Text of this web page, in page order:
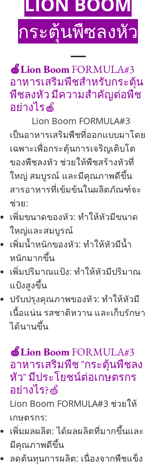
กระตุ้นพืซลงหัว
🍎Lion BoomFORMULA#3
อาหารเสริมพืชสำหรับกระตุ้น
พืชลงหัว มีความสำคัญต่อพืช
อย่างไร🍎
Lion Boom FORMULA#3
เป็นอาหารเสริมพืชที่ออกแบบมาโดย
เฉพาะเพื่อกระตุ้นการเจริญเติบโต
ของพืชลงหัว ช่วยให้พืชสร้างหัวที่
ใหญ่ สมบูรณ์ และมีคุณภาพดีขึ้น
สารอาหารที่เข้มข้นในผลิตภัณฑ์จะ
ช่วย:
เพิ่มขนาดของหัว: ทำให้หัวมีขนาด
ใหญ่และสมบูรณ์
เพิ่มน้ำหนักของหัว: ทำให้หัวมีน้ำ
หนักมากขึ้น
เพิ่มปริมาณแป้ง: ทำให้หัวมีปริมาณ
แป้งสูงขึ้น
ปรับปรุงคุณภาพของหัว: ทำให้หัวมี
เนื้อแน่น รสชาติหวาน และเก็บรักษา
ได้นานขึ้น
🍏Lion BoomFORMULA#3
อาหารเสริมพืช "กระตุ้นพืชลง
หัว" มีประโยชน์ต่อเกษตรกร
อย่างไร?🍏
Lion Boom FORMULA#3 ช่วยให้
เกษตรกร:
เพิ่มผลผลิต: ได้ผลผลิตที่มากขึ้นและ
มีคุณภาพดีขึ้น
ลดต้นทุนการผลิต: เนื่องจากพืชแข็ง